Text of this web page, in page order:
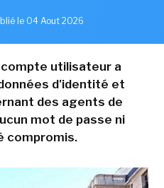
le 04 Aout 2026
utilisateur a
d'identité et
des agents de
mot de passe ni
compromis.